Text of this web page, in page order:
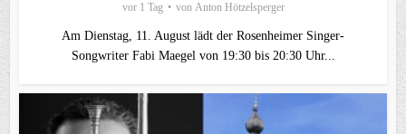
vor 1 Tag von Anton Hötzelsperger
Am Dienstag, 11. August lädt der Rosenheimer Singer-
Songwriter Fabi Maegel von 19:30 bis 20:30 Uhr...